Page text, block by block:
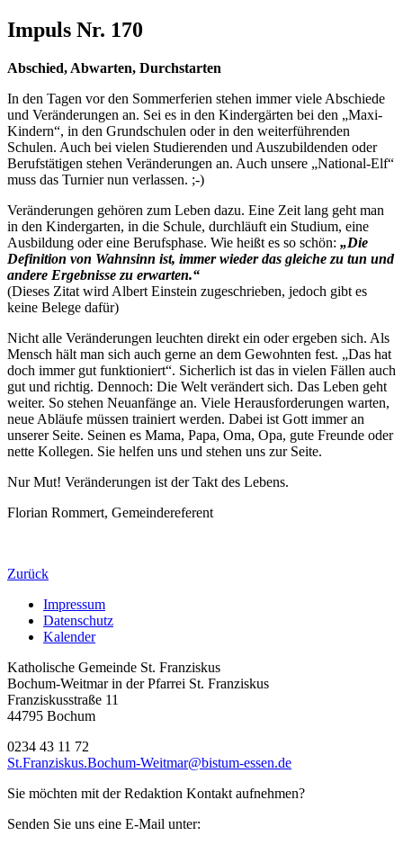
Impuls Nr. 170
Abschied, Abwarten, Durchstarten
In den Tagen vor den Sommerferien stehen immer viele Abschiede
und Veränderungen an. Sei es in den Kindergärten bei den „Maxi-
Kindern“, in den Grundschulen oder in den weiterführenden
Schulen. Auch bei vielen Studierenden und Auszubildenden oder
Berufstätigen stehen Veränderungen an. Auch unsere „National-Elf“
muss das Turnier nun verlassen. ;-)
Veränderungen gehören zum Leben dazu. Eine Zeit lang geht man
in den Kindergarten, in die Schule, durchläuft ein Studium, eine
Ausbildung oder eine Berufsphase. Wie heißt es so schön: „Die
Definition von Wahnsinn ist, immer wieder das gleiche zu tun und
andere Ergebnisse zu erwarten.“
(Dieses Zitat wird Albert Einstein zugeschrieben, jedoch gibt es
keine Belege dafür)
Nicht alle Veränderungen leuchten direkt ein oder ergeben sich. Als
Mensch hält man sich auch gerne an dem Gewohnten fest. „Das hat
doch immer gut funktioniert“. Sicherlich ist das in vielen Fällen auch
gut und richtig. Dennoch: Die Welt verändert sich. Das Leben geht
weiter. So stehen Neuanfänge an. Viele Herausforderungen warten,
neue Abläufe müssen trainiert werden. Dabei ist Gott immer an
unserer Seite. Seinen es Mama, Papa, Oma, Opa, gute Freunde oder
nette Kollegen. Sie helfen uns und stehen uns zur Seite.
Nur Mut! Veränderungen ist der Takt des Lebens.
Florian Rommert, Gemeindereferent
Zurück
Impressum
Datenschutz
Kalender
Katholische Gemeinde St. Franziskus
Bochum-Weitmar in der Pfarrei St. Franziskus
Franziskusstraße 11
44795 Bochum
0234 43 11 72
St.Franziskus.Bochum-Weitmar@bistum-essen.de
Sie möchten mit der Redaktion Kontakt aufnehmen?
Senden Sie uns eine E-Mail unter: